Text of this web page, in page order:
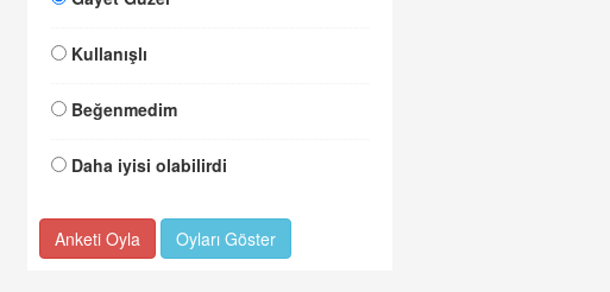
Kullanışlı
Beğenmedim
Daha iyisi olabilirdi
Anketi Oyla Oyları Göster